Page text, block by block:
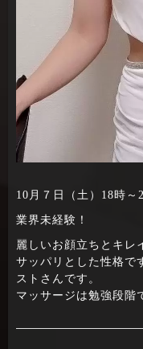
10月７日（土）18時
業界未経験！
麗しいお顔立ちとキ
サッパリとした性格で
ストさんです。
マッサージは勉強段階